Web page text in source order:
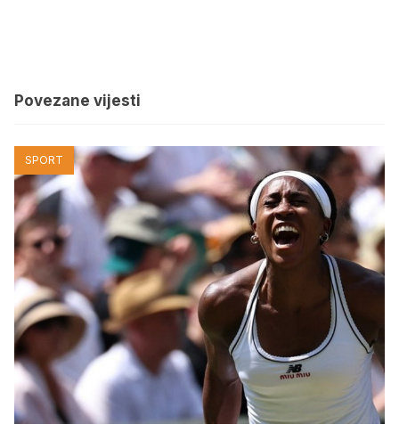
Povezane vijesti
SPORT